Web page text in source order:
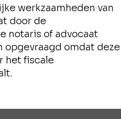
werkzaamheden van
door de
notaris of advocaat
opgevraagd omdat deze
het fiscale